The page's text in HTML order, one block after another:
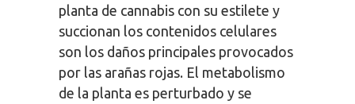
planta de cannabis con su estilete y
succionan los contenidos celulares
son los daños principales provocados
por las arañas rojas. El metabolismo
de la planta es perturbado y se